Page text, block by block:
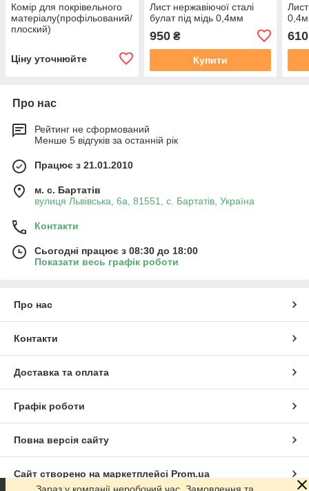
Комір для покрівельного
матеріалу(профільований/
плоский)
Ціну уточнюйте
Лист нержавіючої сталі
булат під мідь 0,4мм
950₴
Купити
610
Про нас
Рейтинг не сформований
Менше 5 відгуків за останній рік
Працює з 21.01.2010
м. с. Бартатів
вулиця Львівська, 6а, 81551, с. Бартатів, Україна
Контакти
Сьогодні працює з 08:30 до 18:00
Показати весь графік роботи
Про нас
Контакти
Доставка та оплата
Графік роботи
Повна версія сайту
Сайт створено на маркетплейсі Prom.ua